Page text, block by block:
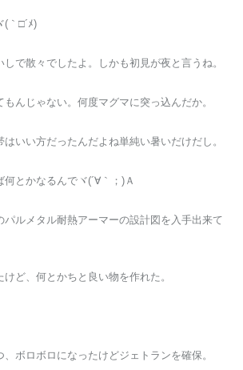
□´ﾒ)ゞ
で散々でしたよ。しかも初見が夜と言うね。
んじゃない。何度マグマに突っ込んだか。
いい方だったんだよね単純い暑いだけだし。
とかなるんでヾ(´∀｀；)Ａ
パルメタル耐熱アーマーの設計図を入手出来て
ど、何とかちと良い物を作れた。
ボロボロになったけどジェトランを確保。